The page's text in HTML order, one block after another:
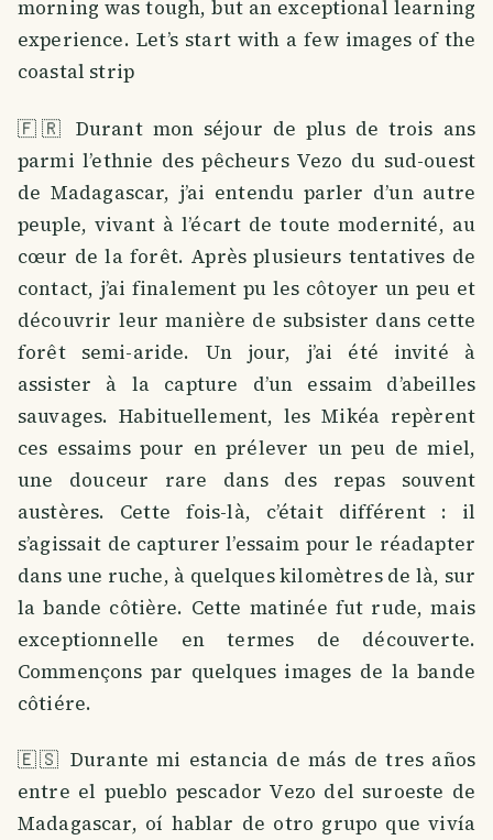
morning was tough, but an exceptional learning
experience. Let’s start with a few images of the
coastal strip
🇫🇷 Durant mon séjour de plus de trois ans
parmi l’ethnie des pêcheurs Vezo du sud-ouest
de Madagascar, j’ai entendu parler d’un autre
peuple, vivant à l’écart de toute modernité, au
cœur de la forêt. Après plusieurs tentatives de
contact, j’ai finalement pu les côtoyer un peu et
découvrir leur manière de subsister dans cette
forêt semi-aride. Un jour, j’ai été invité à
assister à la capture d’un essaim d’abeilles
sauvages. Habituellement, les Mikéa repèrent
ces essaims pour en prélever un peu de miel,
une douceur rare dans des repas souvent
austères. Cette fois-là, c’était différent : il
s’agissait de capturer l’essaim pour le réadapter
dans une ruche, à quelques kilomètres de là, sur
la bande côtière. Cette matinée fut rude, mais
exceptionnelle en termes de découverte.
Commençons par quelques images de la bande
côtiére.
🇪🇸 Durante mi estancia de más de tres años
entre el pueblo pescador Vezo del suroeste de
Madagascar, oí hablar de otro grupo que vivía